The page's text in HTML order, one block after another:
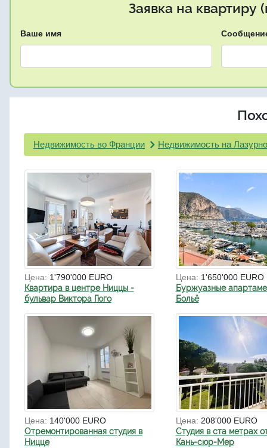
Заявка на квартиру
Ваше имя
Недвижимость во Франции Недвижимость на
Цена: 1'790'000 EURO
Квартира в центре Ниццы -
бульвар Виктора Гюго
Цена: 1'650'000 EURO
Буржуазные
Больё
Цена: 140'000 EURO
Отремонтированная студия в
Ницце
Цена: 208'000 EURO
Студия в ста метрах
Кань-сюр-Мер